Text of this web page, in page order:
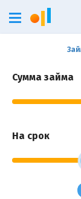
Сумма займа
На срок